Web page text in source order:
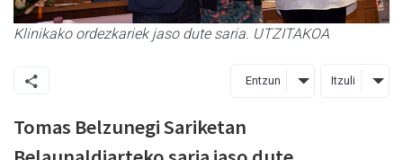
Klinikako ordezkariek jaso dute saria. UTZITAKOA
Entzun Itzuli
Tomas Belzunegi Sariketan